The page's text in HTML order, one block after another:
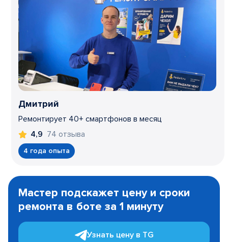
Дмитрий
Ремонтирует 40+ смартфонов в месяц
4,9 74 отзыва
4 года опыта
1
Мастер подскажет цену и сроки
ремонта в боте за 1 минуту
Узнать цену в TG